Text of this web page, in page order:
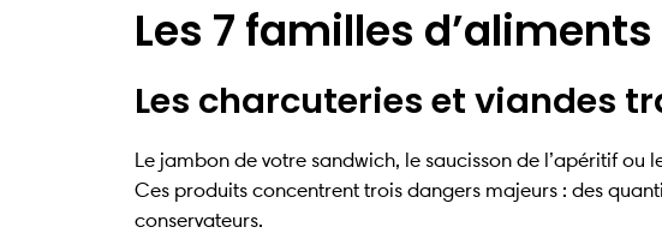
Les 7 familles
Les charcuteries et viandes
Le jambon de votre sandwich, le saucisson de l’apéritif
Ces produits concentrent trois dangers majeurs : des
conservateurs.